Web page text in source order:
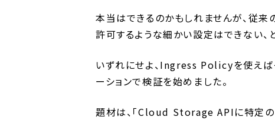
本当はできるのかもしれませんが、従
許可するような細かい設定はできない、
いずれにせよ、Ingress Policyを使えば
ーションで検証を始めました。
題材は、「Cloud Storage APIに特定の